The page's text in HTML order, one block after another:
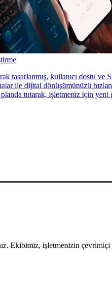
tasarlanmış, kullanıcı dostu ve
ile dijital dönüşümünüzü
tutarak, işletmeniz için yeni
işletmenizin çevrimiçi